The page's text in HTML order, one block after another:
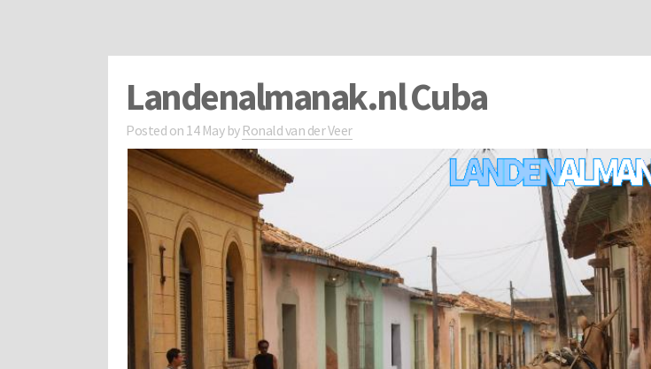
Landenalmanak.nl Cuba
Posted on 14 Mayby Ronald van der Veer